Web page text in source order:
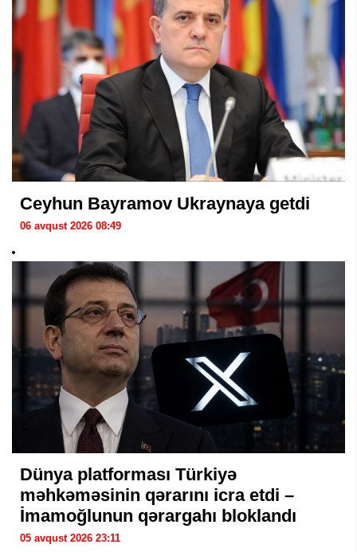
Ceyhun Bayramov Ukraynaya getdi
06 avqust 2026 08:49
Dünya platforması Türkiyə
məhkəməsinin qərarını icra etdi –
İmamoğlunun qərargahı bloklandı
05 avqust 2026 23:11